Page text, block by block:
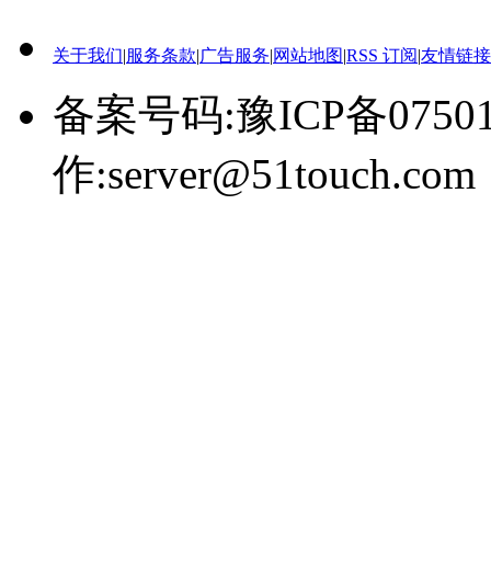
关于我们|服务条款|广告服务|网站地图|RSS 订阅|友情链接
备案号码:豫ICP备
作:server@51touch.com